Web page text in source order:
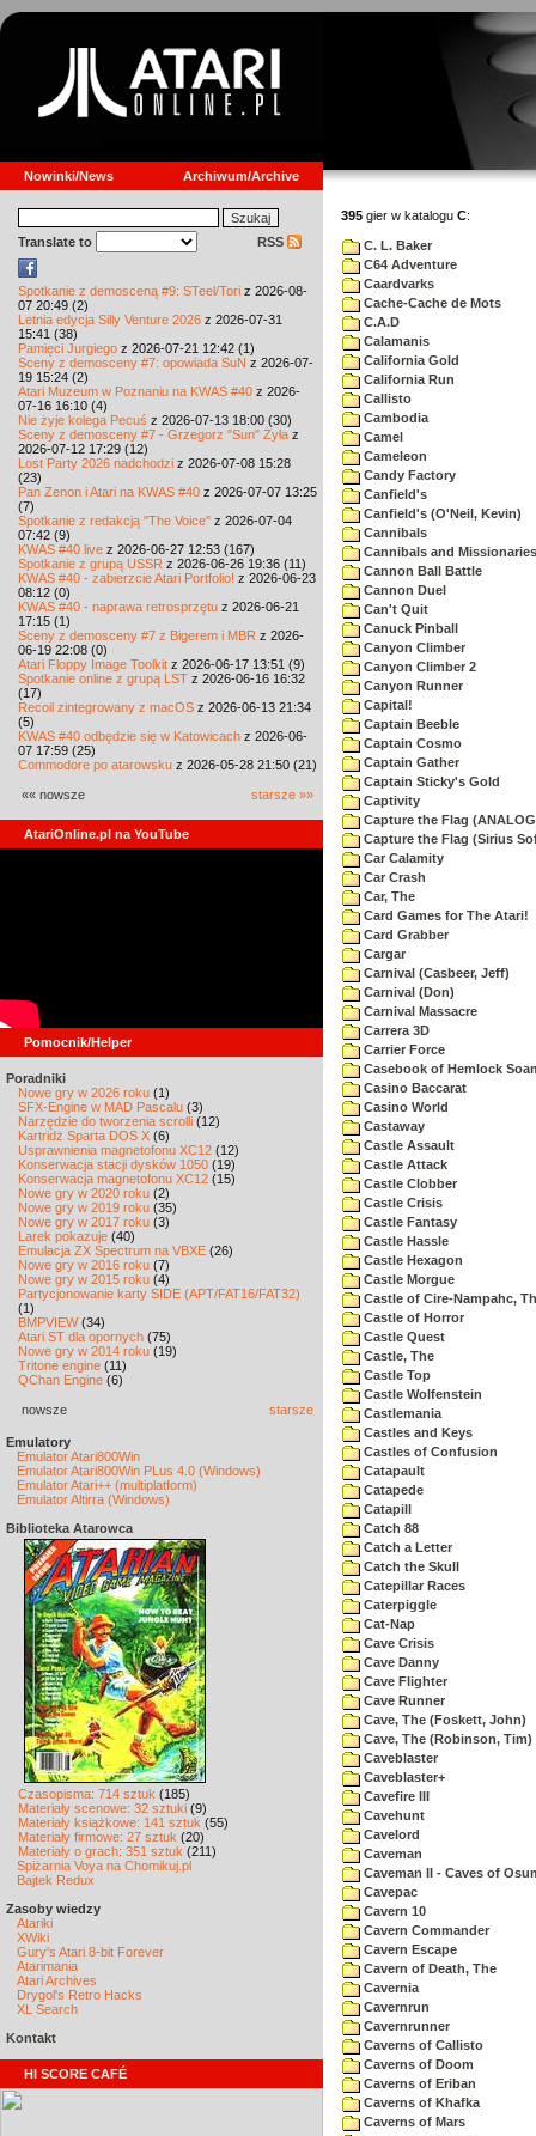
Nowinki/News Archiwum/Archive
Translate to RSS
Spotkanie z demosceną #9: STeel/Tori z 2026-08-
07 20:49 (2)
Letnia edycja Silly Venture 2026 z 2026-07-31
15:41 (38)
Pamięci Jurgiego z 2026-07-21 12:42 (1)
Sceny z demosceny #7: opowiada SuN z 2026-07-
19 15:24 (2)
Atari Muzeum w Poznaniu na KWAS #40 z 2026-
07-16 16:10 (4)
Nie żyje kolega Pecuś z 2026-07-13 18:00 (30)
Sceny z demosceny #7 - Grzegorz "Sun" Żyła z
2026-07-12 17:29 (12)
Lost Party 2026 nadchodzi z 2026-07-08 15:28
(23)
Pan Zenon i Atari na KWAS #40 z 2026-07-07 13:25
(7)
Spotkanie z redakcją "The Voice" z 2026-07-04
07:42 (9)
KWAS #40 live z 2026-06-27 12:53 (167)
Spotkanie z grupą USSR z 2026-06-26 19:36 (11)
KWAS #40 - zabierzcie Atari Portfolio! z 2026-06-23
08:12 (0)
KWAS #40 - naprawa retrosprzętu z 2026-06-21
17:15 (1)
Sceny z demosceny #7 z Bigerem i MBR z 2026-
06-19 22:08 (0)
Atari Floppy Image Toolkit z 2026-06-17 13:51 (9)
Spotkanie online z grupą LST z 2026-06-16 16:32
(17)
Recoil zintegrowany z macOS z 2026-06-13 21:34
(5)
KWAS #40 odbędzie się w Katowicach z 2026-06-
07 17:59 (25)
Commodore po atarowsku z 2026-05-28 21:50 (21)
«« nowsze starsze »»
AtariOnline.pl na YouTube
Pomocnik/Helper
Poradniki
Nowe gry w 2026 roku (1)
SFX-Engine w MAD Pascalu (3)
Narzędzie do tworzenia scrolli (12)
Kartridż Sparta DOS X (6)
Usprawnienia magnetofonu XC12 (12)
Konserwacja stacji dysków 1050 (19)
Konserwacja magnetofonu XC12 (15)
Nowe gry w 2020 roku (2)
Nowe gry w 2019 roku (35)
Nowe gry w 2017 roku (3)
Larek pokazuje (40)
Emulacja ZX Spectrum na VBXE (26)
Nowe gry w 2016 roku (7)
Nowe gry w 2015 roku (4)
Partycjonowanie karty SIDE (APT/FAT16/FAT32)
(1)
BMPVIEW(34)
Atari ST dla opornych (75)
Nowe gry w 2014 roku (19)
Tritone engine (11)
QChan Engine (6)
nowsze starsze
Emulatory
Emulator Atari800Win
Emulator Atari800Win PLus 4.0 (Windows)
Emulator Atari++ (multiplatform)
Emulator Altirra (Windows)
Biblioteka Atarowca
Czasopisma: 714 sztuk (185)
Materiały scenowe: 32 sztuki (9)
Materiały książkowe: 141 sztuk (55)
Materiały firmowe: 27 sztuk (20)
Materiały o grach: 351 sztuk (211)
Spiżarnia Voya na Chomikuj.pl
Bajtek Redux
Zasoby wiedzy
Atariki
XWiki
Gury's Atari 8-bit Forever
Atarimania
Atari Archives
Drygol's Retro Hacks
XL Search
Kontakt
HI SCORE CAFÉ
395 gier w katalogu C:
C. L. Baker
C64 Adventure
Caardvarks
Cache-Cache de Mots
C.A.D
Calamanis
California Gold
California Run
Callisto
Cambodia
Camel
Cameleon
Candy Factory
Canfield's
Canfield's (O'Neil, Kevin)
Cannibals
Cannibals and Missionaries
Cannon Ball Battle
Cannon Duel
Can't Quit
Canuck Pinball
Canyon Climber
Canyon Climber 2
Canyon Runner
Capital!
Captain Beeble
Captain Cosmo
Captain Gather
Captain Sticky's Gold
Captivity
Capture the Flag
Capture the Flag (Sirius
Car Calamity
Car Crash
Car, The
Card Games for The Atari!
Card Grabber
Cargar
Carnival (Casbeer, Jeff)
Carnival (Don)
Carnival Massacre
Carrera 3D
Carrier Force
Casebook of Hemlock
Casino Baccarat
Casino World
Castaway
Castle Assault
Castle Attack
Castle Clobber
Castle Crisis
Castle Fantasy
Castle Hassle
Castle Hexagon
Castle Morgue
Castle of Cire-Nampahc,
Castle of Horror
Castle Quest
Castle, The
Castle Top
Castle Wolfenstein
Castlemania
Castles and Keys
Castles of Confusion
Catapault
Catapede
Catapill
Catch 88
Catch a Letter
Catch the Skull
Catepillar Races
Caterpiggle
Cat-Nap
Cave Crisis
Cave Danny
Cave Flighter
Cave Runner
Cave, The (Foskett, John)
Cave, The (Robinson, Tim)
Caveblaster
Caveblaster+
Cavefire III
Cavehunt
Cavelord
Caveman
Caveman II - Caves of
Cavepac
Cavern 10
Cavern Commander
Cavern Escape
Cavern of Death, The
Cavernia
Cavernrun
Cavernrunner
Caverns of Callisto
Caverns of Doom
Caverns of Eriban
Caverns of Khafka
Caverns of Mars